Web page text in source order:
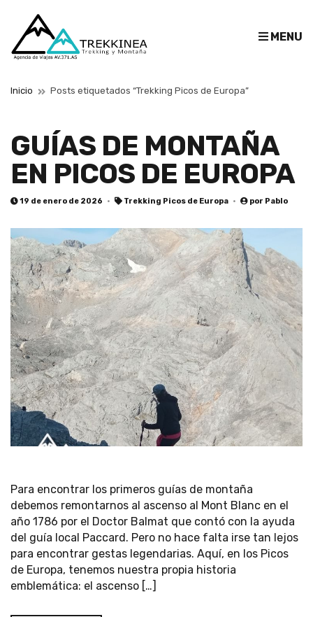
MENU
a
s
e
a
r
c
f
o
r
m
Inicio Posts etiquetados “Trekking Picos de Europa”
GUÍAS DE MONTAÑA
EN PICOS DE EUROPA
19 de enero de 2026 Trekking Picos de Europa por Pablo
Para encontrar los primeros guías de montaña
debemos remontarnos al ascenso al Mont Blanc en el
año 1786 por el Doctor Balmat que contó con la ayuda
del guía local Paccard. Pero no hace falta irse tan lejos
para encontrar gestas legendarias. Aquí, en los Picos
de Europa, tenemos nuestra propia historia
emblemática: el ascenso […]